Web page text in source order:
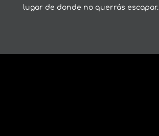
lugar de donde no querrás escapar.